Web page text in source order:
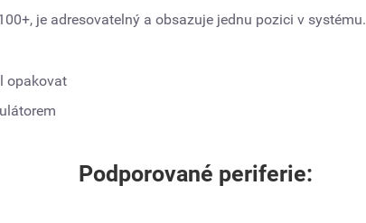
je adresovatelný a obsazuje jednu pozici v systému.
opakovat
Podporované periferie: